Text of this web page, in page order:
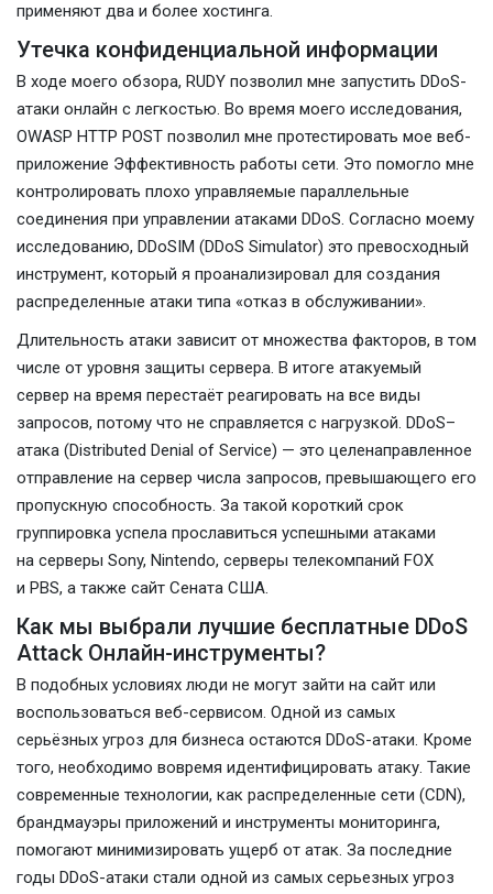
применяют два и более хостинга.
Утечка конфиденциальной информации
В ходе моего обзора, RUDY позволил мне запустить DDoS-
атаки онлайн с легкостью. Во время моего исследования,
OWASP HTTP POST позволил мне протестировать мое веб-
приложение Эффективность работы сети. Это помогло мне
контролировать плохо управляемые параллельные
соединения при управлении атаками DDoS. Согласно моему
исследованию, DDoSIM (DDoS Simulator) это превосходный
инструмент, который я проанализировал для создания
распределенные атаки типа «отказ в обслуживании».
Длительность атаки зависит от множества факторов, в том
числе от уровня защиты сервера. В итоге атакуемый
сервер на время перестаёт реагировать на все виды
запросов, потому что не справляется с нагрузкой. DDoS–
атака (Distributed Denial of Service) — это целенаправленное
отправление на сервер числа запросов, превышающего его
пропускную способность. За такой короткий срок
группировка успела прославиться успешными атаками
на серверы Sony, Nintendo, серверы телекомпаний FOX
и PBS, а также сайт Сената США.
Как мы выбрали лучшие бесплатные DDoS
Attack Онлайн-инструменты?
В подобных условиях люди не могут зайти на сайт или
воспользоваться веб-сервисом. Одной из самых
серьёзных угроз для бизнеса остаются DDoS-атаки. Кроме
того, необходимо вовремя идентифицировать атаку. Такие
современные технологии, как распределенные сети (CDN),
брандмауэры приложений и инструменты мониторинга,
помогают минимизировать ущерб от атак. За последние
годы DDoS-атаки стали одной из самых серьезных угроз